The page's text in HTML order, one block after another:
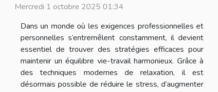
Mercredi 1 octobre 2025 01:34
Dans un monde où les exigences professionnelles et
personnelles s’entremêlent constamment, il devient
essentiel de trouver des stratégies efficaces pour
maintenir un équilibre vie-travail harmonieux. Grâce à
des techniques modernes de relaxation, il est
désormais possible de réduire le stress, d’augmenter